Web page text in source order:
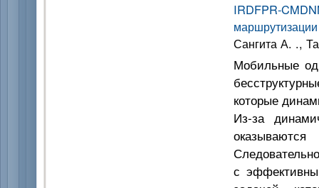
IRDFPR-
Сангита А. .,
Мобильные
которые
Из-за
с